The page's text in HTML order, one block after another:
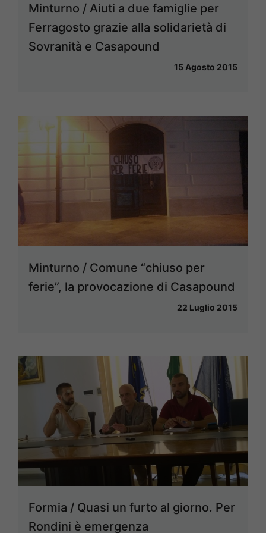
Minturno / Aiuti a due famiglie per
Ferragosto grazie alla solidarietà di
Sovranità e Casapound
15 Agosto 2015
Minturno / Comune “chiuso per
ferie”, la provocazione di Casapound
22 Luglio 2015
Formia / Quasi un furto al giorno. Per
Rondini è emergenza